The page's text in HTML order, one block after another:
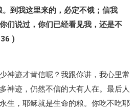
到我这里来的，必定不饿；信我
们说过，你们已经看见我，还是不
)
神迹才肯信呢？我跟你讲，我心里常
神迹，仍然不信的大有人在。最后人
生，耶稣就是生命的粮。你吃不吃耶